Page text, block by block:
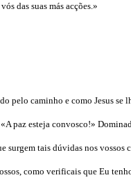
das suas más acções.»
pelo caminho e como Jesus se
paz esteja convosco!»
surgem tais dúvidas nos vossos
como verificais que Eu